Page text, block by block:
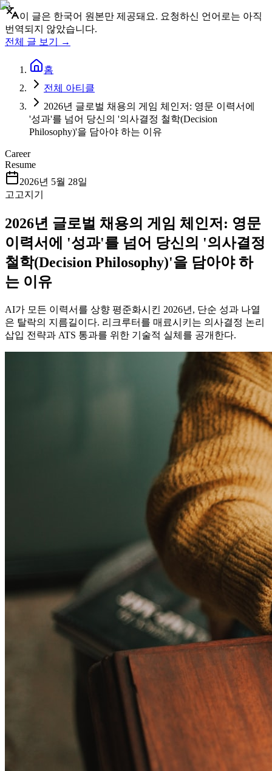
이 글은 한국어 원본만 제공돼요. 요청하신 언어로는 아직
번역되지 않았습니다.
전체 글 보기 →
홈
전체 아티클
2026년 글로벌 채용의 게임 체인저: 영문 이력서에
'성과'를 넘어 당신의 '의사결정 철학(Decision
Philosophy)'을 담아야 하는 이유
Career
Resume
2026년 5월 28일
고고지기
2026년 글로벌 채용의 게임 체인저: 영문
이력서에 '성과'를 넘어 당신의 '의사결정
철학(Decision Philosophy)'을 담아야 하
는 이유
AI가 모든 이력서를 상향 평준화시킨 2026년, 단순 성과 나열
은 탈락의 지름길이다. 리크루터를 매료시키는 의사결정 논리
삽입 전략과 ATS 통과를 위한 기술적 실체를 공개한다.